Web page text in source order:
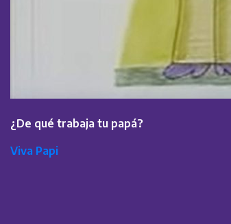
¿De qué trabaja tu papá?
Viva Papi